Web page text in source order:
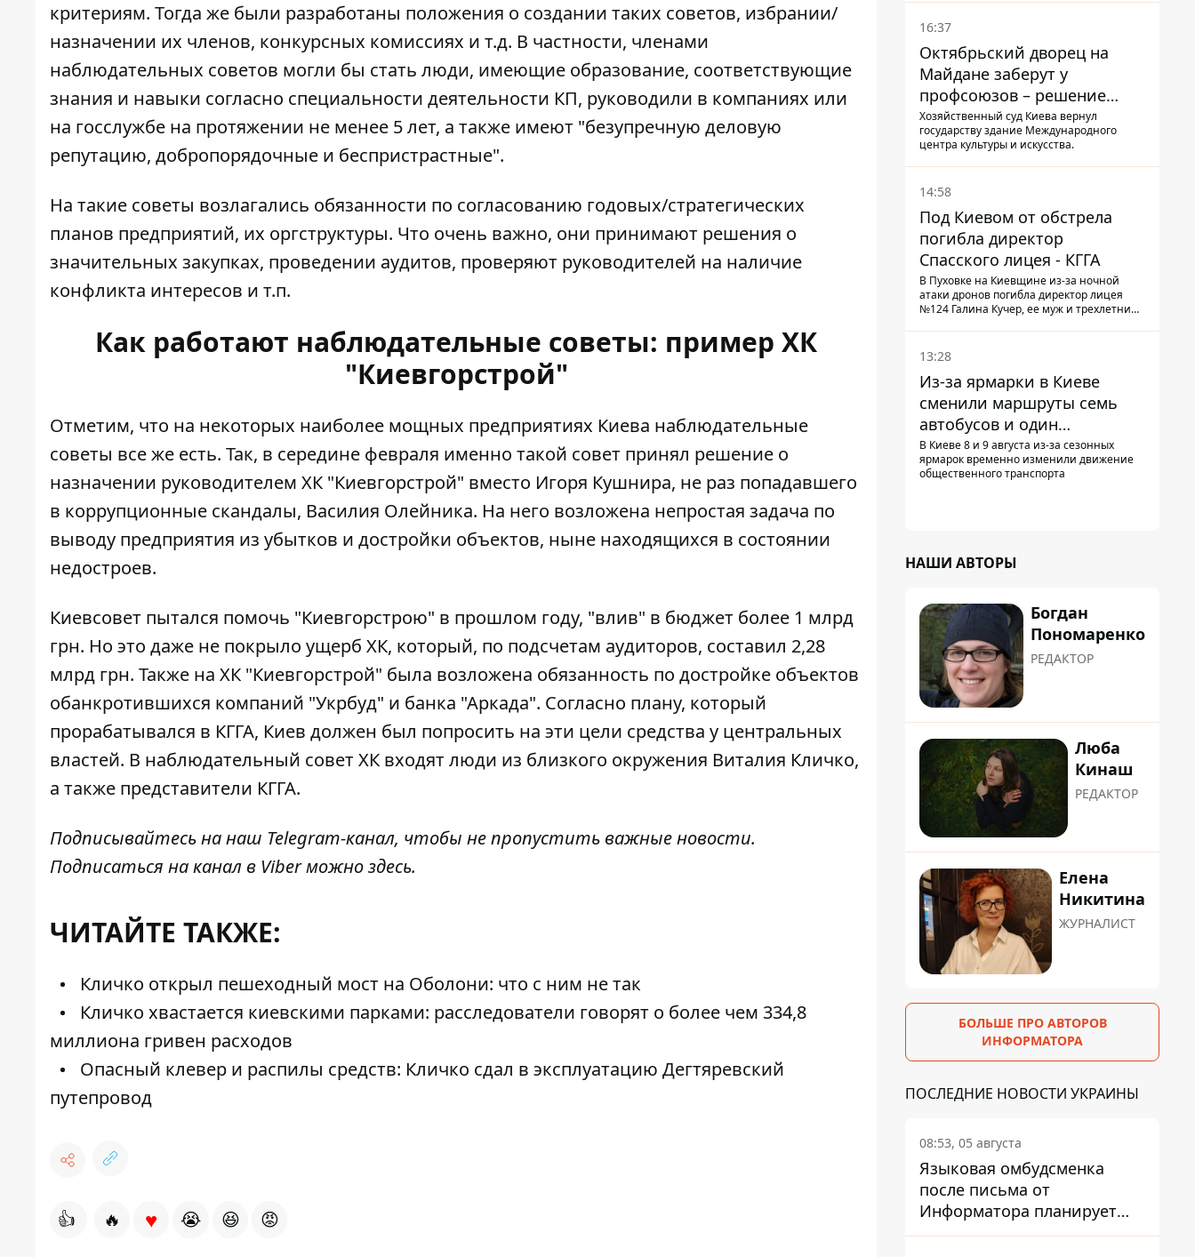
критериям. Тогда же были разработаны положения о создании таких советов, избрании/
назначении их членов, конкурсных комиссиях и т.д. В частности, членами
наблюдательных советов могли бы стать люди, имеющие образование, соответствующие
знания и навыки согласно специальности деятельности КП, руководили в компаниях или
на госслужбе на протяжении не менее 5 лет, а также имеют "безупречную деловую
репутацию, добропорядочные и беспристрастные".
На такие советы возлагались обязанности по согласованию годовых/стратегических
планов предприятий, их оргструктуры. Что очень важно, они принимают решения о
значительных закупках, проведении аудитов, проверяют руководителей на наличие
конфликта интересов и т.п.
Как работают наблюдательные советы: пример ХК
"Киевгорстрой"
Отметим, что на некоторых наиболее мощных предприятиях Киева наблюдательные
советы все же есть. Так, в середине февраля именно такой совет принял решение о
назначении руководителем ХК "Киевгорстрой" вместо Игоря Кушнира, не раз попадавшего
в коррупционные скандалы, Василия Олейника. На него возложена непростая задача по
выводу предприятия из убытков и достройки объектов, ныне находящихся в состоянии
недостроев.
Киевсовет пытался помочь "Киевгорстрою" в прошлом году, "влив" в бюджет более 1 млрд
грн. Но это даже не покрыло ущерб ХК, который, по подсчетам аудиторов, составил 2,28
млрд грн. Также на ХК "Киевгорстрой" была возложена обязанность по достройке объектов
обанкротившихся компаний "Укрбуд" и банка "Аркада". Согласно плану, который
прорабатывался в КГГА, Киев должен был попросить на эти цели средства у центральных
властей. В наблюдательный совет ХК входят люди из близкого окружения Виталия Кличко,
а также представители КГГА.
Подписывайтесь на наш Telegram-канал, чтобы не пропустить важные новости.
Подписаться на канал в Viber можноздесь.
ЧИТАЙТЕ ТАКЖЕ:
Кличко открыл пешеходный мост на Оболони: что с ним не так
Кличко хвастается киевскими парками: расследователи говорят о более чем 334,8
миллиона гривен расходов
Опасный клевер и распилы средств: Кличко сдал в эксплуатацию Дегтяревский
путепровод
👍 🔥 ♥ 😭 😆 😡
прибывший наладить коммуникацию
16:37
Октябрьский дворец на
Майдане заберут у
профсоюзов – решение
Хозяйственного суда
Хозяйственный суд Киева вернул
государству здание Международного
центра культуры и искусства.
14:58
Под Киевом от обстрела
погибла директор
Спасского лицея - КГГА
В Пуховке на Киевщине из-за ночной
атаки дронов погибла директор лицея
№124 Галина Кучер, ее муж и трехлетний
13:28
Из-за ярмарки в Киеве
сменили маршруты семь
автобусов и один
троллейбус
В Киеве 8 и 9 августа из-за сезонных
ярмарок временно изменили движение
общественного транспорта
НАШИ АВТОРЫ
Богдан
Пономаренко
РЕДАКТОР
Люба
Кинаш
РЕДАКТОР
Елена
Никитина
ЖУРНАЛИСТ
БОЛЬШЕ ПРО АВТОРОВ
ИНФОРМАТОРА
ПОСЛЕДНИЕ НОВОСТИ УКРАИНЫ
08:53, 05 августа
Языковая омбудсменка
после письма от
Информатора планирует
наказать компанию-